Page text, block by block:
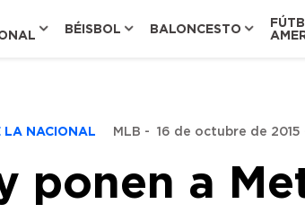
BÉISBOL BALONCESTO
LA NACIONAL MLB - 16 de octubre de 2015
ponen a